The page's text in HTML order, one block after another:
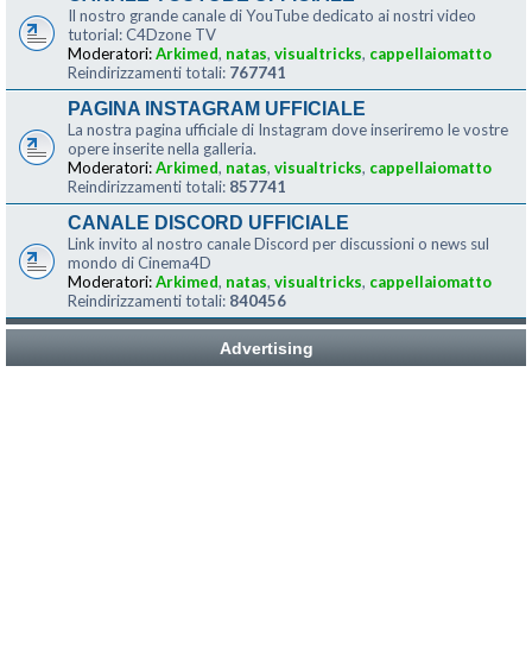
Il nostro grande canale di YouTube dedicato ai nostri video
tutorial: C4Dzone TV
Moderatori:Arkimed, natas, visualtricks, cappellaiomatto
Reindirizzamenti totali: 767741
PAGINA INSTAGRAM UFFICIALE
La nostra pagina ufficiale di Instagram dove inseriremo le vostre
opere inserite nella galleria.
Moderatori:Arkimed, natas, visualtricks, cappellaiomatto
Reindirizzamenti totali: 857741
CANALE DISCORD UFFICIALE
Link invito al nostro canale Discord per discussioni o news sul
mondo di Cinema4D
Moderatori:Arkimed, natas, visualtricks, cappellaiomatto
Reindirizzamenti totali: 840456
Advertising